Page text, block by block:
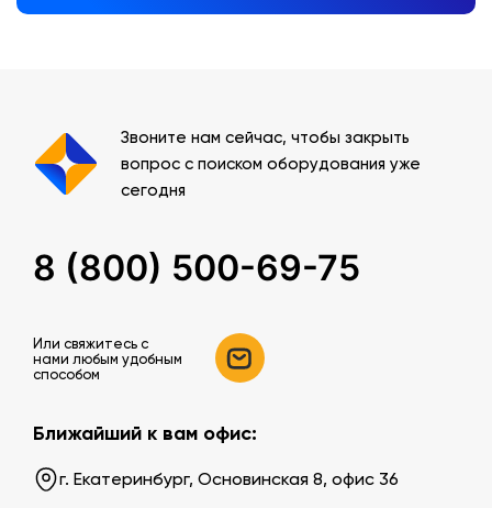
Звоните нам сейчас, чтобы закрыть
вопрос с поиском оборудования уже
сегодня
8 (800) 500-69-75
Или свяжитесь c
нами любым удобным
способом
Ближайший к вам офис:
г. Екатеринбург, Основинская 8, офис 36